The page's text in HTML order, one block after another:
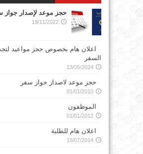
حجز موعد لإصدار جواز
19/11/2022
اعلان هام بخصوص حجز مواعيد
السفر
13/05/2024
حجز موعد لاصدار جواز سفر
01/01/2010
الموظفون
01/01/2012
اعلان هام للطلبة
15/07/2014